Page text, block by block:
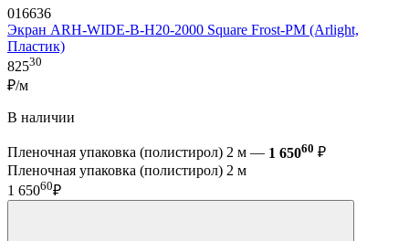
016636
Экран ARH-WIDE-B-H20-2000 Square Frost-PM (Arlight,
Пластик)
82530
₽/м
В наличии
Пленочная упаковка (полистирол) 2 м — 1 65060 ₽
Пленочная упаковка (полистирол) 2 м
1 65060₽